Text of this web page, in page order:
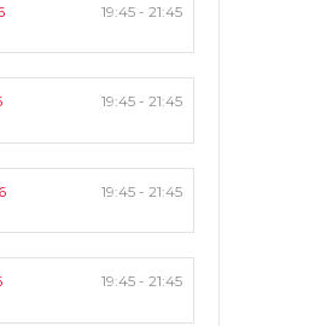
19:45 - 21:45
19:45 - 21:45
19:45 - 21:45
19:45 - 21:45